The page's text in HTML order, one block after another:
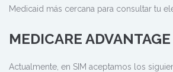
Medicaid más cercana para consultar tu
MEDICARE ADVANTAGE
Actualmente, en SIM aceptamos los